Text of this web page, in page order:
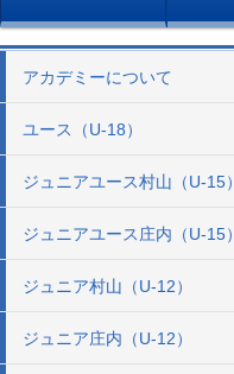
アカデミーについて
ユース（U-18）
ジュニアユース村山（U-15）
ジュニアユース庄内（U-15）
ジュニア村山（U-12）
ジュニア庄内（U-12）